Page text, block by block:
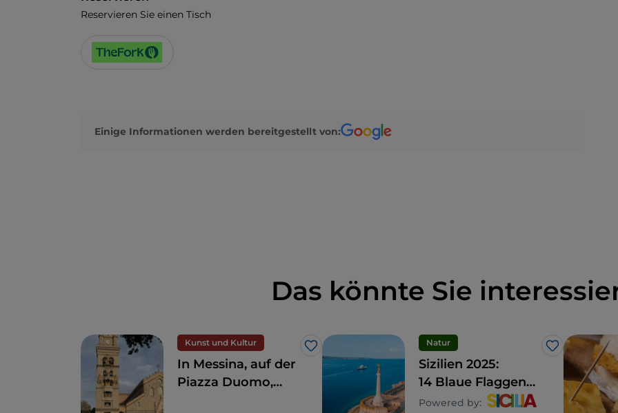
Reservieren Sie einen Tisch
Einige Informationen werden bereitgestellt von:
Das könnte Sie
Kunst und Kultur
Like
In Messina, auf der
Piazza Duomo,
Natur
Like
Sizilien 2025:
14 Blaue Flaggen
für Strände und
Powered by: